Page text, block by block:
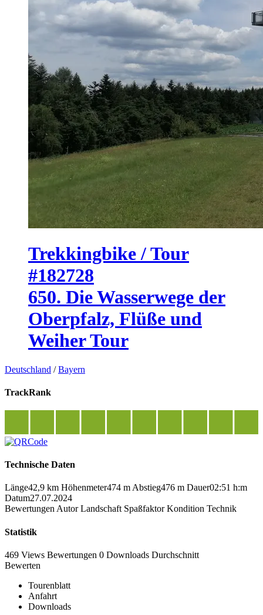
Trekkingbike / Tour
#182728
650. Die Wasserwege der
Oberpfalz, Flüße und
Weiher Tour
Deutschland /Bayern
TrackRank
Technische Daten
Länge42,9 km Höhenmeter474 m Abstieg476 m Dauer02:51 h:m
Datum27.07.2024
Bewertungen Autor Landschaft Spaßfaktor Kondition Technik
Statistik
469 Views Bewertungen 0 Downloads Durchschnitt
Bewerten
Tourenblatt
Anfahrt
Downloads